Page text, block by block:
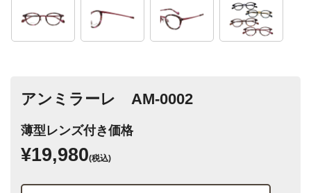
アンミラーレ AM-0002
薄型レンズ付き価格
¥19,980(税込)